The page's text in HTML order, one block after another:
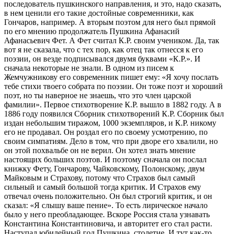
последователь пушкинского направления, и это, надо сказать,
в нем ценили его такие достойные современники, как
Гончаров, например. А вторым поэтом для него был прямой
по его мнению продолжатель Пушкина Афанасий
Афанасьевич Фет. А Фет считал К.Р. своим учеником. Да, так
вот я не сказала, что с тех пор, как отец так отнесся к его
поэзии, он везде подписывался двумя буквами «К.Р.». И
сначала некоторые не знали. В одном из писем к
Жемчужникову его современник пишет ему: «Я хочу послать
тебе стихи твоего собрата по поэзии. Он тоже поэт и хороший
поэт, но ты наверное не знаешь, что это член царской
фамилии». Первое стихотворение К.Р. вышло в 1882 году. А в
1886 году появился Сборник стихотворений К.Р. Сборник был
издан небольшим тиражом, 1000 экземпляров, и К.Р. никому
его не продавал. Он роздал его по своему усмотрению, по
своим симпатиям. Дело в том, что при дворе его хвалили, но
он этой похвальбе он не верил. Он хотел знать мнение
настоящих больших поэтов. И поэтому сначала он послал
книжку Фету, Гончарову, Чайковскому, Полонскому, двум
Майковым и Страхову, потому что Страхов был самый
сильный и самый большой тогда критик. И Страхов ему
отвечал очень положительно. Он был строгий критик, и он
сказал: «Я слышу ваше пение». То есть лирическое начало
было у него преобладающее. Вскоре Россия стала узнавать
Константина Константиновича, и авторитет его стал расти.